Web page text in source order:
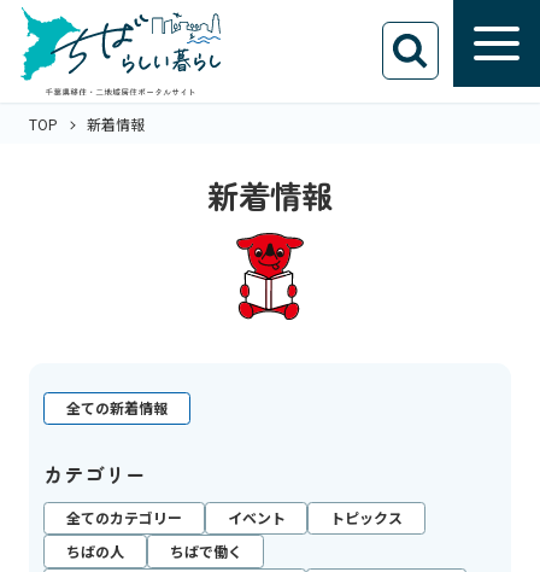
TOP 新着情報
新着情報
全ての新着情報
カテゴリー
全てのカテゴリー イベント
トピックス
ちばの人
ちばで働く